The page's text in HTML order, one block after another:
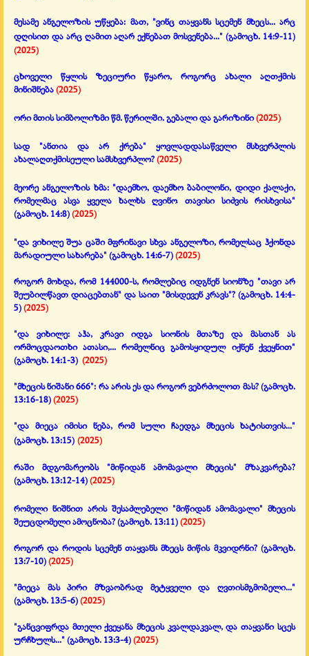
მესამე ანგელოზის უწყება: მათ, "ვინც თაყვანს სცემენ მხეცს... არც
დღისით და არც ღამით აღარ ექნებათ მოსვენება..." (გამოცხ. 14:9-11)
(2025)
ცხოველი წყლის ზეციური წყარო, როგორც ახალი აღთქმის
მინიშნება(2025)
ორი მთის სიმბოლიზმი წმ. წერილში. გებალი და გარიზინი(2025)
სად "ანთია და არ ქრება" ყოვლადდასაწველი მსხვერპლის
ახალაღთქმისეული სამსხვერპლო?(2025)
მეორე ანგელოზის ხმა: "დაემხო, დაემხო ბაბილონი, დიდი ქალაქი,
რომელმაც ასვა ყველა ხალხს ღვინო თავისი სიძვის რისხვისა"
(გამოცხ. 14:8)(2025)
"და ვიხილე შუა ცაში მფრინავი სხვა ანგელოზი, რომელსაც ჰქონდა
მარადიული სახარება" (გამოცხ. 14:6-7)(2025)
როგორ მოხდა, რომ 144000-ს, რომლებიც იდგნენ სიონზე "თავი არ
შეუბილწავთ დიაცებთან" და საით "მისდევენ კრავს"?(გამოცხ. 14:4-
5)(2025)
"და ვიხილე: აჰა, კრავი იდგა სიონის მთაზე და მასთან ას
ორმოცდაოთხი ათასი,... რომელნიც გამოსყიდულ იქნენ ქვეყნით"
(გამოცხ. 14:1-3) (2025)
"მხეცის ნიშანი 666": რა არის ეს და როგორ ვებრძოლოთ მას?(გამოცხ.
13:16-18)(2025)
"და მიეცა იმისი ნება, რომ სული ჩაედგა მხეცის ხატისთვის..."
(გამოცხ. 13:15) (2025)
რაში მდგომარეობს "მიწიდან ამომავალი მხეცის" მზაკვარება?
(გამოცხ. 13:12-14)(2025)
რომელი ნიშნით არის შესაძლებელი "მიწიდან ამომავალი" მხეცის
შეუცდომელი ამოცნობა?(გამოცხ. 13:11)(2025)
როგორ და როდის სცემენ თაყვანს მხეცს მიწის მკვიდრნი? (გამოცხ.
13:7-10)(2025)
"მიეცა მას პირი მზვაობრად მეტყველი და ღვთისმგმობელი..."
(გამოცხ. 13:5-6)(2025)
"განცვიფრდა მთელი ქვეყანა მხეცის კვალდაკვალ, და თაყვანი სცეს
ურჩხულს..." (გამოცხ. 13:3-4)(2025)